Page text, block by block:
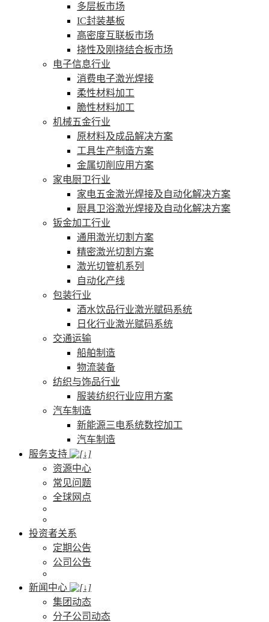
多层板市场
IC封装基板
高密度互联板市场
挠性及刚挠结合板市场
电子信息行业
消费电子激光焊接
柔性材料加工
脆性材料加工
机械五金行业
原材料及成品解决方案
工具生产制造方案
金属切削应用方案
家电厨卫行业
家电五金激光焊接及自动化解决方案
厨具卫浴激光焊接及自动化解决方案
钣金加工行业
通用激光切割方案
精密激光切割方案
激光切管机系列
自动化产线
包装行业
酒水饮品行业激光赋码系统
日化行业激光赋码系统
交通运输
船舶制造
物流装备
纺织与饰品行业
服装纺织行业应用方案
汽车制造
新能源三电系统数控加工
汽车制造
服务支持
资源中心
常见问题
全球网点
投资者关系
定期公告
公司公告
新闻中心
集团动态
分子公司动态